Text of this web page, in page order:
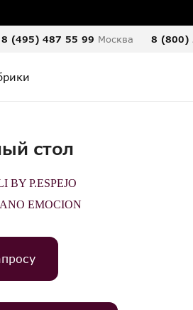
8 (495) 487 55 99 Москва 8 (800)
стол
BY P.ESPEJO
EMOCION